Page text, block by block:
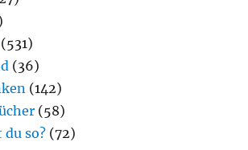
(531)
(36)
(142)
(58)
du so? (72)